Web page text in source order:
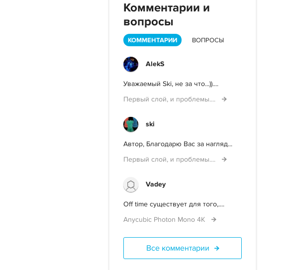
Комментарии и
вопросы
КОММЕНТАРИИ ВОПРОСЫ
AlekS
Уважаемый Ski, не за что...))....
Первый слой, и проблемы....
ski
Автор, Благодарю Вас за нагляд...
Первый слой, и проблемы....
Vadey
Off time существует для того,....
Anycubic Photon Mono 4K
Все комментарии